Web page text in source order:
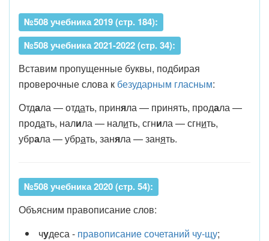
№508 учебника 2019 (стр. 184):
№508 учебника 2021-2022 (стр. 34):
Вставим пропущенные буквы, подбирая
проверочные слова к безударным гласным:
Отдала — отдать, приняла — принять, продала —
продать, налила — налить, сгнила — сгнить,
убрала — убрать, заняла — занять.
№508 учебника 2020 (стр. 54):
Объясним правописание слов:
чудеса - правописание сочетаний чу-щу;